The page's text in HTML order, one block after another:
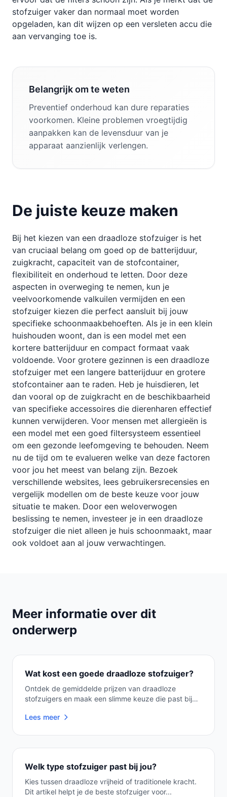
stofzuiger vaker dan normaal moet worden
opgeladen, kan dit wijzen op een versleten accu die
aan vervanging toe is.
Belangrijk om te weten
Preventief onderhoud kan dure reparaties
voorkomen. Kleine problemen vroegtijdig
aanpakken kan de levensduur van je
apparaat aanzienlijk verlengen.
De juiste keuze maken
Bij het kiezen van een draadloze stofzuiger is het
van cruciaal belang om goed op de batterijduur,
zuigkracht, capaciteit van de stofcontainer,
flexibiliteit en onderhoud te letten. Door deze
aspecten in overweging te nemen, kun je
veelvoorkomende valkuilen vermijden en een
stofzuiger kiezen die perfect aansluit bij jouw
specifieke schoonmaakbehoeften. Als je in een klein
huishouden woont, dan is een model met een
kortere batterijduur en compact formaat vaak
voldoende. Voor grotere gezinnen is een draadloze
stofzuiger met een langere batterijduur en grotere
stofcontainer aan te raden. Heb je huisdieren, let
dan vooral op de zuigkracht en de beschikbaarheid
van specifieke accessoires die dierenharen effectief
kunnen verwijderen. Voor mensen met allergieën is
een model met een goed filtersysteem essentieel
om een gezonde leefomgeving te behouden. Neem
nu de tijd om te evalueren welke van deze factoren
voor jou het meest van belang zijn. Bezoek
verschillende websites, lees gebruikersrecensies en
vergelijk modellen om de beste keuze voor jouw
situatie te maken. Door een weloverwogen
beslissing te nemen, investeer je in een draadloze
stofzuiger die niet alleen je huis schoonmaakt, maar
ook voldoet aan al jouw verwachtingen.
Meer informatie over dit
onderwerp
Wat kost een goede draadloze stofzuiger?
Ontdek de gemiddelde prijzen van draadloze
stofzuigers en maak een slimme keuze die past bij
Lees meer
Welk type stofzuiger past bij jou?
Kies tussen draadloze vrijheid of traditionele kracht.
Dit artikel helpt je de beste stofzuiger voor...